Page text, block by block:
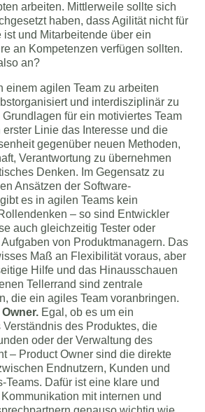
arbeiten. Mittlerweile sollte sich
haben, dass Agilität nicht für
und Mitarbeitende über ein
an Kompetenzen verfügen sollten.
an?
einem agilen Team zu arbeiten
und interdisziplinär zu
für ein motiviertes Team
Linie das Interesse und die
gegenüber neuen Methoden,
Verantwortung zu übernehmen
Denken. Im Gegensatz zu
Ansätzen der Software-
es in agilen Teams kein
– so sind Entwickler
auch gleichzeitig Tester oder
von Produktmanagern. Das
Maß an Flexibilität voraus, aber
Hilfe und das Hinausschauen
Tellerrand sind zentrale
die ein agiles Team voranbringen.
Egal, ob es um ein
des Produktes, die
oder der Verwaltung des
– Product Owner sind die direkte
Endnutzern, Kunden und
Teams. Dafür ist eine klare und
mit internen und